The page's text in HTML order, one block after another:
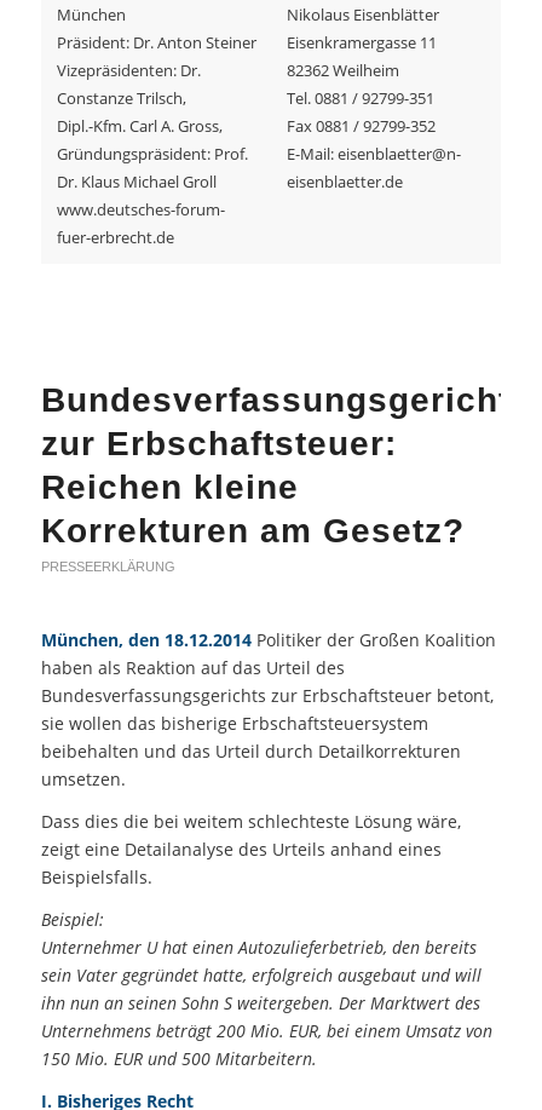
München
Präsident: Dr. Anton Steiner
Vizepräsidenten: Dr.
Constanze Trilsch,
Dipl.-Kfm. Carl A. Gross,
Gründungspräsident: Prof.
Dr. Klaus Michael Groll
www.deutsches-forum-
fuer-erbrecht.de
Nikolaus Eisenblätter
Eisenkramergasse 11
82362 Weilheim
Tel. 0881 / 92799-351
Fax 0881 / 92799-352
E-Mail: eisenblaetter@n-
eisenblaetter.de
Bundesverfassungsgericht
zur Erbschaftsteuer:
Reichen kleine
Korrekturen am Gesetz?
PRESSEERKLÄRUNG
München, den 18.12.2014Politiker der Großen Koalition
haben als Reaktion auf das Urteil des
Bundesverfassungsgerichts zur Erbschaftsteuer betont,
sie wollen das bisherige Erbschaftsteuersystem
beibehalten und das Urteil durch Detailkorrekturen
umsetzen.
Dass dies die bei weitem schlechteste Lösung wäre,
zeigt eine Detailanalyse des Urteils anhand eines
Beispielsfalls.
Beispiel:
Unternehmer U hat einen Autozulieferbetrieb, den bereits
sein Vater gegründet hatte, erfolgreich ausgebaut und will
ihn nun an seinen Sohn S weitergeben. Der Marktwert des
Unternehmens beträgt 200 Mio. EUR, bei einem Umsatz von
150 Mio. EUR und 500 Mitarbeitern.
I. Bisheriges Recht